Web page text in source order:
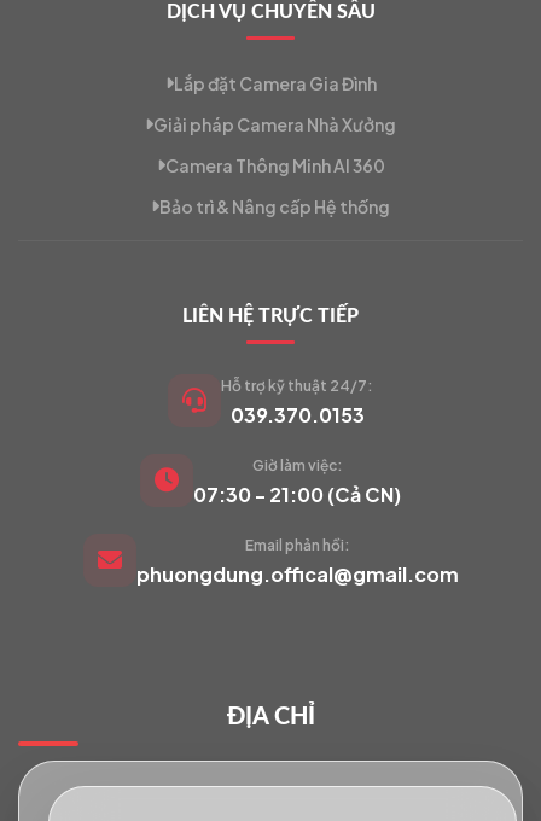
VIETCAM.VN
Đang trực tuyến
DỊCH VỤ CHUYÊN SÂU
Lắp đặt Camera Gia Đình
Giải pháp Camera Nhà Xưởng
Camera Thông Minh AI 360
Bảo trì & Nâng cấp Hệ thống
LIÊN HỆ TRỰC TIẾP
Hỗ trợ kỹ thuật 24/7:
039.370.0153
Giờ làm việc:
07:30 - 21:00 (Cả CN)
Email phản hồi:
phuongdung.offical@gmail.com
ĐỊA CHỈ